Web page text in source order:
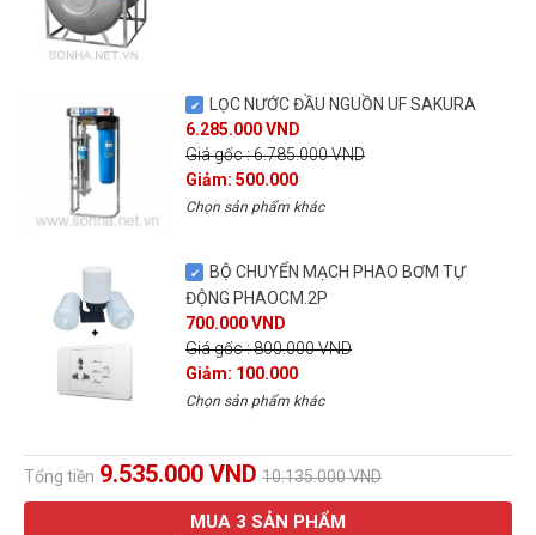
LỌC NƯỚC ĐẦU NGUỒN UF SAKURA
6.285.000 VND
Giá gốc : 6.785.000 VND
Giảm: 500.000
Chọn sản phẩm khác
BỘ CHUYỂN MẠCH PHAO BƠM TỰ
ĐỘNG PHAOCM.2P
700.000 VND
Giá gốc : 800.000 VND
Giảm: 100.000
Chọn sản phẩm khác
Tổng tiền 9.535.000 VND 10.135.000 VND
MUA 3 SẢN PHẨM